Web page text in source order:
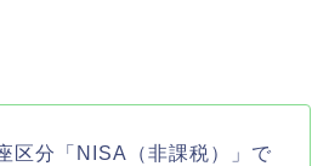
区分「NISA（非課税）」で